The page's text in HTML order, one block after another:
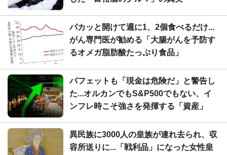
パカッと開けて週に1、2個食べるだけ...
がん専門医が勧める「大腸がんを予防す
るオメガ脂肪酸たっぷり食品」
バフェットも「現金は危険だ」と警告し
た...オルカンでもS&P500でもない、イ
ンフレ時こそ強さを発揮する「資産」
異民族に3000人の皇族が連れ去られ、収
容所送りに...「戦利品」になった女性皇